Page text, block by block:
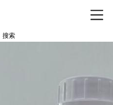
搜索